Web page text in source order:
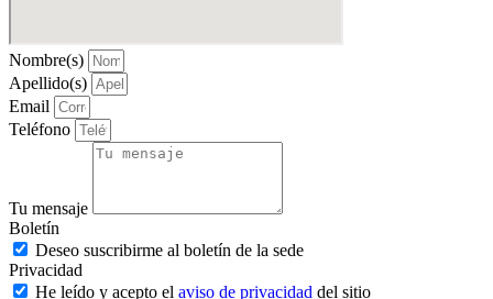
Nombre(s)
Apellido(s)
Email
Teléfono
Tu mensaje
Boletín
Deseo suscribirme al boletín de la sede
Privacidad
He leído y acepto el aviso de privacidad del sitio